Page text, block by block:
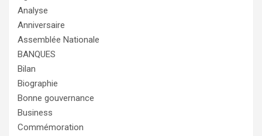
Analyse
Anniversaire
Assemblée Nationale
BANQUES
Bilan
Biographie
Bonne gouvernance
Business
Commémoration